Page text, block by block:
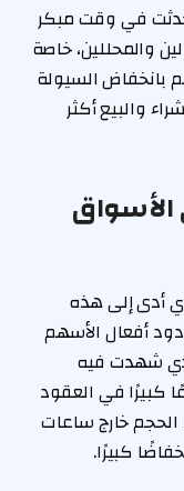
في وقت مبكر
والمحللين، خاصة
بانخفاض السيولة
والبيع أكثر
الأسواق
أدى إلى هذه
أفعال الأسهم
شهدت فيه
كبيرًا في العقود
الحجم خارج ساعات
كبيرًا.